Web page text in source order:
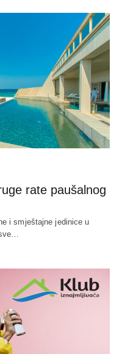
rate paušalnog
i smještajne jedinice u